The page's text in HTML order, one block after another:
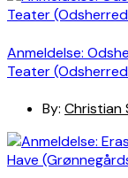
Anmeldelse:
Teater
By: Christian